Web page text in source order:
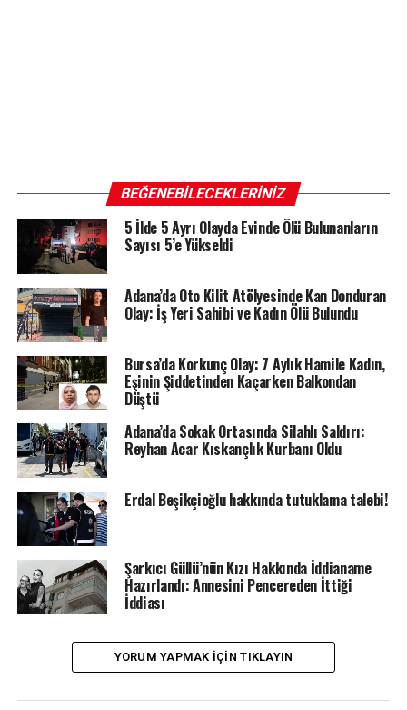
BEĞENEBILECEKLERINIZ
5 İlde 5 Ayrı Olayda Evinde Ölü Bulunanların
Sayısı 5’e Yükseldi
Adana’da Oto Kilit Atölyesinde Kan Donduran
Olay: İş Yeri Sahibi ve Kadın Ölü Bulundu
Bursa’da Korkunç Olay: 7 Aylık Hamile Kadın,
Eşinin Şiddetinden Kaçarken Balkondan
Düştü
Adana’da Sokak Ortasında Silahlı Saldırı:
Reyhan Acar Kıskançlık Kurbanı Oldu
Erdal Beşikçioğlu hakkında tutuklama talebi!
Şarkıcı Güllü’nün Kızı Hakkında İddianame
Hazırlandı: Annesini Pencereden İttiği
İddiası
YORUM YAPMAK IÇIN TIKLAYIN